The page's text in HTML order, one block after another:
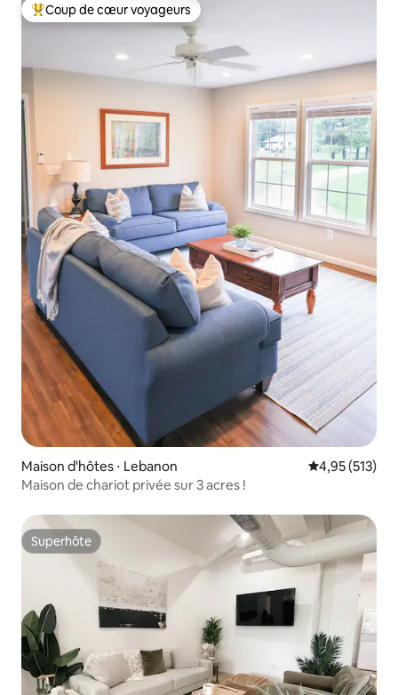
Coups de cœur voyageurs les plus appréciés
Coup de cœur voyageurs
Maison d'hôtes ⋅ Lebanon Évaluation
4,95 (513)
Maison de chariot privée sur 3 acres !
Superhôte
Superhôte